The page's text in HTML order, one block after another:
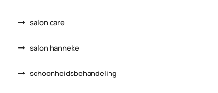
salon care
salon hanneke
schoonheidsbehandeling